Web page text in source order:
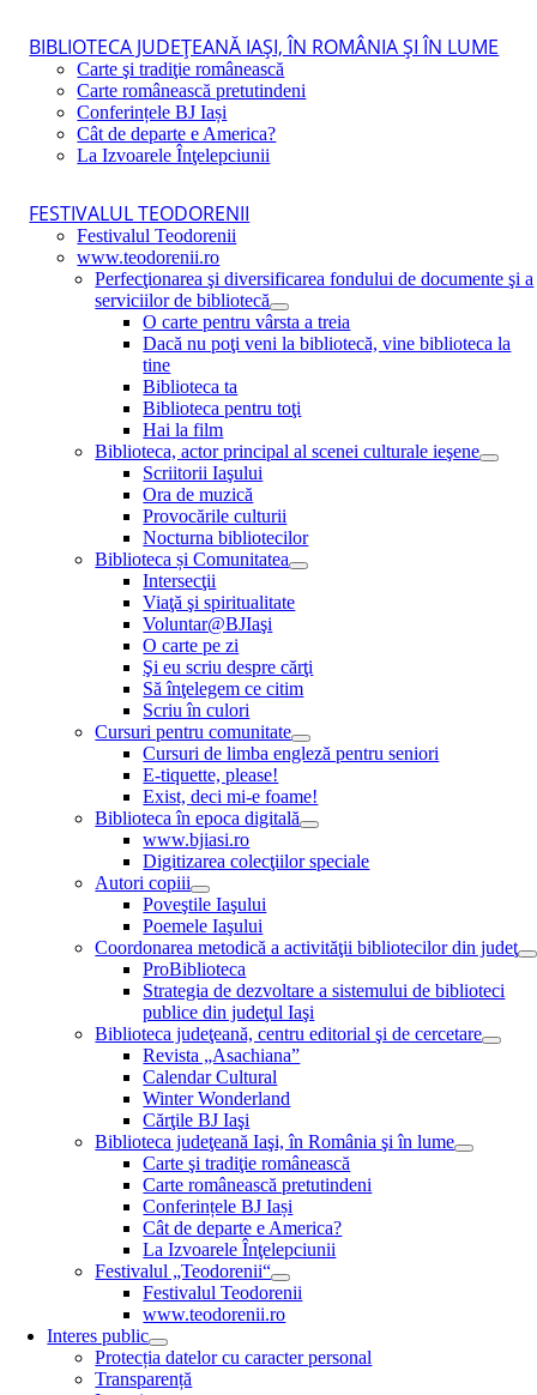
BIBLIOTECA JUDEŢEANĂ IAŞI, ÎN ROMÂNIA ŞI ÎN LUME
Carte şi tradiţie românească
Carte românească pretutindeni
Conferințele BJ Iași
Cât de departe e America?
La Izvoarele Înţelepciunii
FESTIVALUL TEODORENII
Festivalul Teodorenii
www.teodorenii.ro
Perfecţionarea şi diversificarea fondului de documente şi a
serviciilor de bibliotecă
O carte pentru vârsta a treia
Dacă nu poţi veni la bibliotecă, vine biblioteca la
tine
Biblioteca ta
Biblioteca pentru toţi
Hai la film
Biblioteca, actor principal al scenei culturale ieşene
Scriitorii Iaşului
Ora de muzică
Provocările culturii
Nocturna bibliotecilor
Biblioteca și Comunitatea
Intersecţii
Viaţă şi spiritualitate
Voluntar@BJIaşi
O carte pe zi
Şi eu scriu despre cărţi
Să înţelegem ce citim
Scriu în culori
Cursuri pentru comunitate
Cursuri de limba engleză pentru seniori
E-tiquette, please!
Exist, deci mi-e foame!
Biblioteca în epoca digitală
www.bjiasi.ro
Digitizarea colecţiilor speciale
Autori copiii
Poveştile Iaşului
Poemele Iaşului
Coordonarea metodică a activităţii bibliotecilor din judeţ
ProBiblioteca
Strategia de dezvoltare a sistemului de biblioteci
publice din judeţul Iaşi
Biblioteca judeţeană, centru editorial şi de cercetare
Revista „Asachiana”
Calendar Cultural
Winter Wonderland
Cărţile BJ Iaşi
Biblioteca judeţeană Iaşi, în România şi în lume
Carte şi tradiţie românească
Carte românească pretutindeni
Conferințele BJ Iași
Cât de departe e America?
La Izvoarele Înţelepciunii
Festivalul „Teodorenii“
Festivalul Teodorenii
www.teodorenii.ro
Interes public
Protecția datelor cu caracter personal
Transparență